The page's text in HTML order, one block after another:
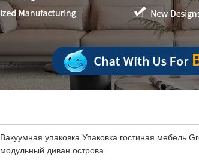
Вакуумная упаковка Упаковка гостиная мебель
модульный диван острова